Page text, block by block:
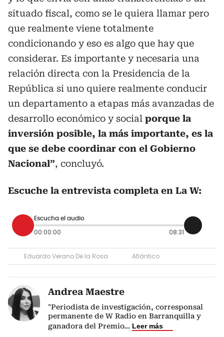
situado fiscal, como se le quiera llamar pero
que realmente viene totalmente
condicionando y eso es algo que hay que
considerar. Es importante y necesaria una
relación directa con la Presidencia de la
República si uno quiere realmente conducir
un departamento a etapas más avanzadas de
desarrollo económico y social porque la
inversión posible, la más importante, es la
que se debe coordinar con el Gobierno
Nacional”, concluyó.
Escuche la entrevista completa en La W:
Escucha el audio
00:00:00 08:31
Eduardo Verano De la Rosa Atlántico
Andrea Maestre
"Periodista de investigación, corresponsal
permanente de W Radio en Barranquilla y
ganadora del Premio... Leer más